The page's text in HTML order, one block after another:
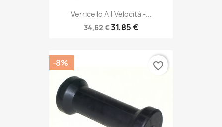
Verricello A 1 Velocità -...
34,62 €31,85 €
-8% favorite_border